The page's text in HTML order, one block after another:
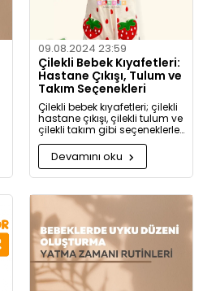
09.08.2024 23:59
Çilekli Bebek Kıyafetleri:
Hastane Çıkışı, Tulum ve
Takım Seçenekleri
Çilekli bebek kıyafetleri; çilekli
hastane çıkışı, çilekli tulum ve
çilekli takım gibi seçeneklerle
bebeğinize tatlılık katıyor. Kız
ve erkek bebekler için özel
tasarlanmış, organik
pamuktan üretilmiş şık ve
Devamını oku